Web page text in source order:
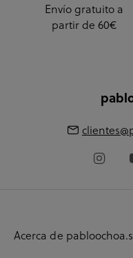
Envío gratuito a
partir de 60€
Acerca de